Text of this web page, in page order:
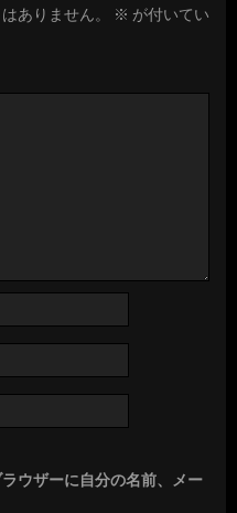
ありません。 ※ が付いてい
ウザーに自分の名前、メー